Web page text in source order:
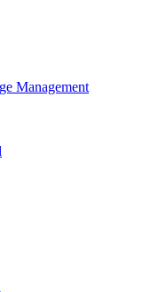
Management